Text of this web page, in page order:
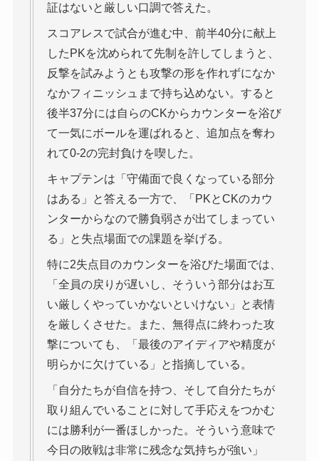
証はないと厳しい口調で答えた。
スコアレスで試合が進む中、前半40分に献上
したPKを沈められて先制を許してしまうと、
反撃を試みようとも攻撃の形を作れずになか
なかフィニッシュまで持ち込めない。すると
後半37分には自らのCKからカウンターを浴び
て一気にボールを運ばれると、追加点を奪わ
れて0-2の完封負けを喫した。
キャプテンは「守備面で良くなっている部分
はある」と答える一方で、「PKとCKのカウ
ンターからなので勝負弱さが出てしまってい
る」と失点場面での課題を挙げる。
特に2失点目のカウンターを浴びた場面では、
「全員の戻りが遅いし、そういう部分はお互
い厳しくやっていかないといけない」と表情
を厳しくさせた。また、無得点に終わった攻
撃についても、「最後のアイディアや精度が
明らかに欠けている」と指摘している。
「自分たちが自信を持つ、そして自分たちが
取り組んでいることに対して手応えをつかむ
には勝利が一番ほしかった。そういう意味で
今日の敗戦は非常に残念な気持ちが強い」